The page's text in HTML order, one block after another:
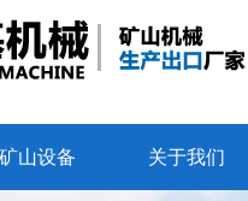
矿山设备 关于我们